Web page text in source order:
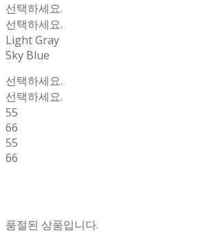
선택하세요.
선택하세요.
Light Gray
Sky Blue
선택하세요.
선택하세요.
55
66
55
66
품절된 상품입니다.